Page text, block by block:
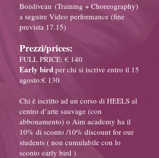
Boisliveau (Training + Choreography)
a seguire Video performance (fine
prevista 17.15)
Prezzi/prices:
FULL PRICE: € 140
Early bird per chi si iscrive entro il 15
agosto:€ 130
Chi è iscritto ad un corso di HEELS al
centro d’arte sauvage (con
abbonamento) o Aim academy ha il
10% di sconto /10% discount for our
students ( non cumulabile con lo
sconto early bird )